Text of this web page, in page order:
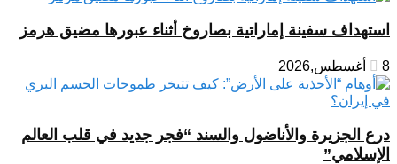
استهداف سفينة إماراتية بصاروخ أثناء عبورها مضيق هرمز
8 أغسطس,2026
درع الجزيرة والأناضول والسند “فجر جديد في قلب العالم
الإسلامي”